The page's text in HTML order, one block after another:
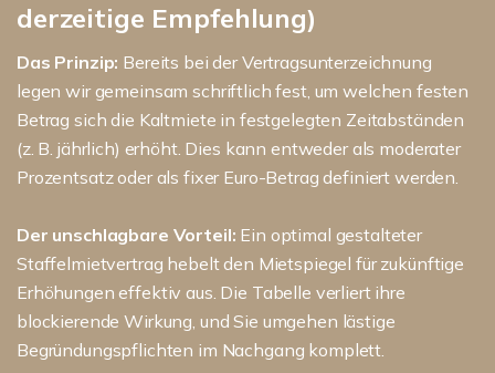
derzeitige Empfehlung)
Das Prinzip: Bereits bei der Vertragsunterzeichnung
legen wir gemeinsam schriftlich fest, um welchen festen
Betrag sich die Kaltmiete in festgelegten Zeitabständen
(z. B. jährlich) erhöht. Dies kann entweder als moderater
Prozentsatz oder als fixer Euro-Betrag definiert werden.
Der unschlagbare Vorteil: Ein optimal gestalteter
Staffelmietvertrag hebelt den Mietspiegel für zukünftige
Erhöhungen effektiv aus. Die Tabelle verliert ihre
blockierende Wirkung, und Sie umgehen lästige
Begründungspflichten im Nachgang komplett.